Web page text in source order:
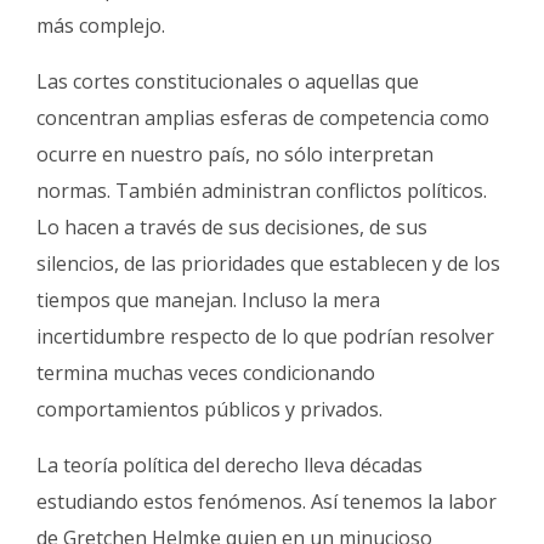
más complejo.
Las cortes constitucionales o aquellas que
concentran amplias esferas de competencia como
ocurre en nuestro país, no sólo interpretan
normas. También administran conflictos políticos.
Lo hacen a través de sus decisiones, de sus
silencios, de las prioridades que establecen y de los
tiempos que manejan. Incluso la mera
incertidumbre respecto de lo que podrían resolver
termina muchas veces condicionando
comportamientos públicos y privados.
La teoría política del derecho lleva décadas
estudiando estos fenómenos. Así tenemos la labor
de Gretchen Helmke quien en un minucioso